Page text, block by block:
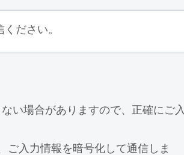
ださい。
い場合がありますので、正確にご入
ご入力情報を暗号化して通信しま